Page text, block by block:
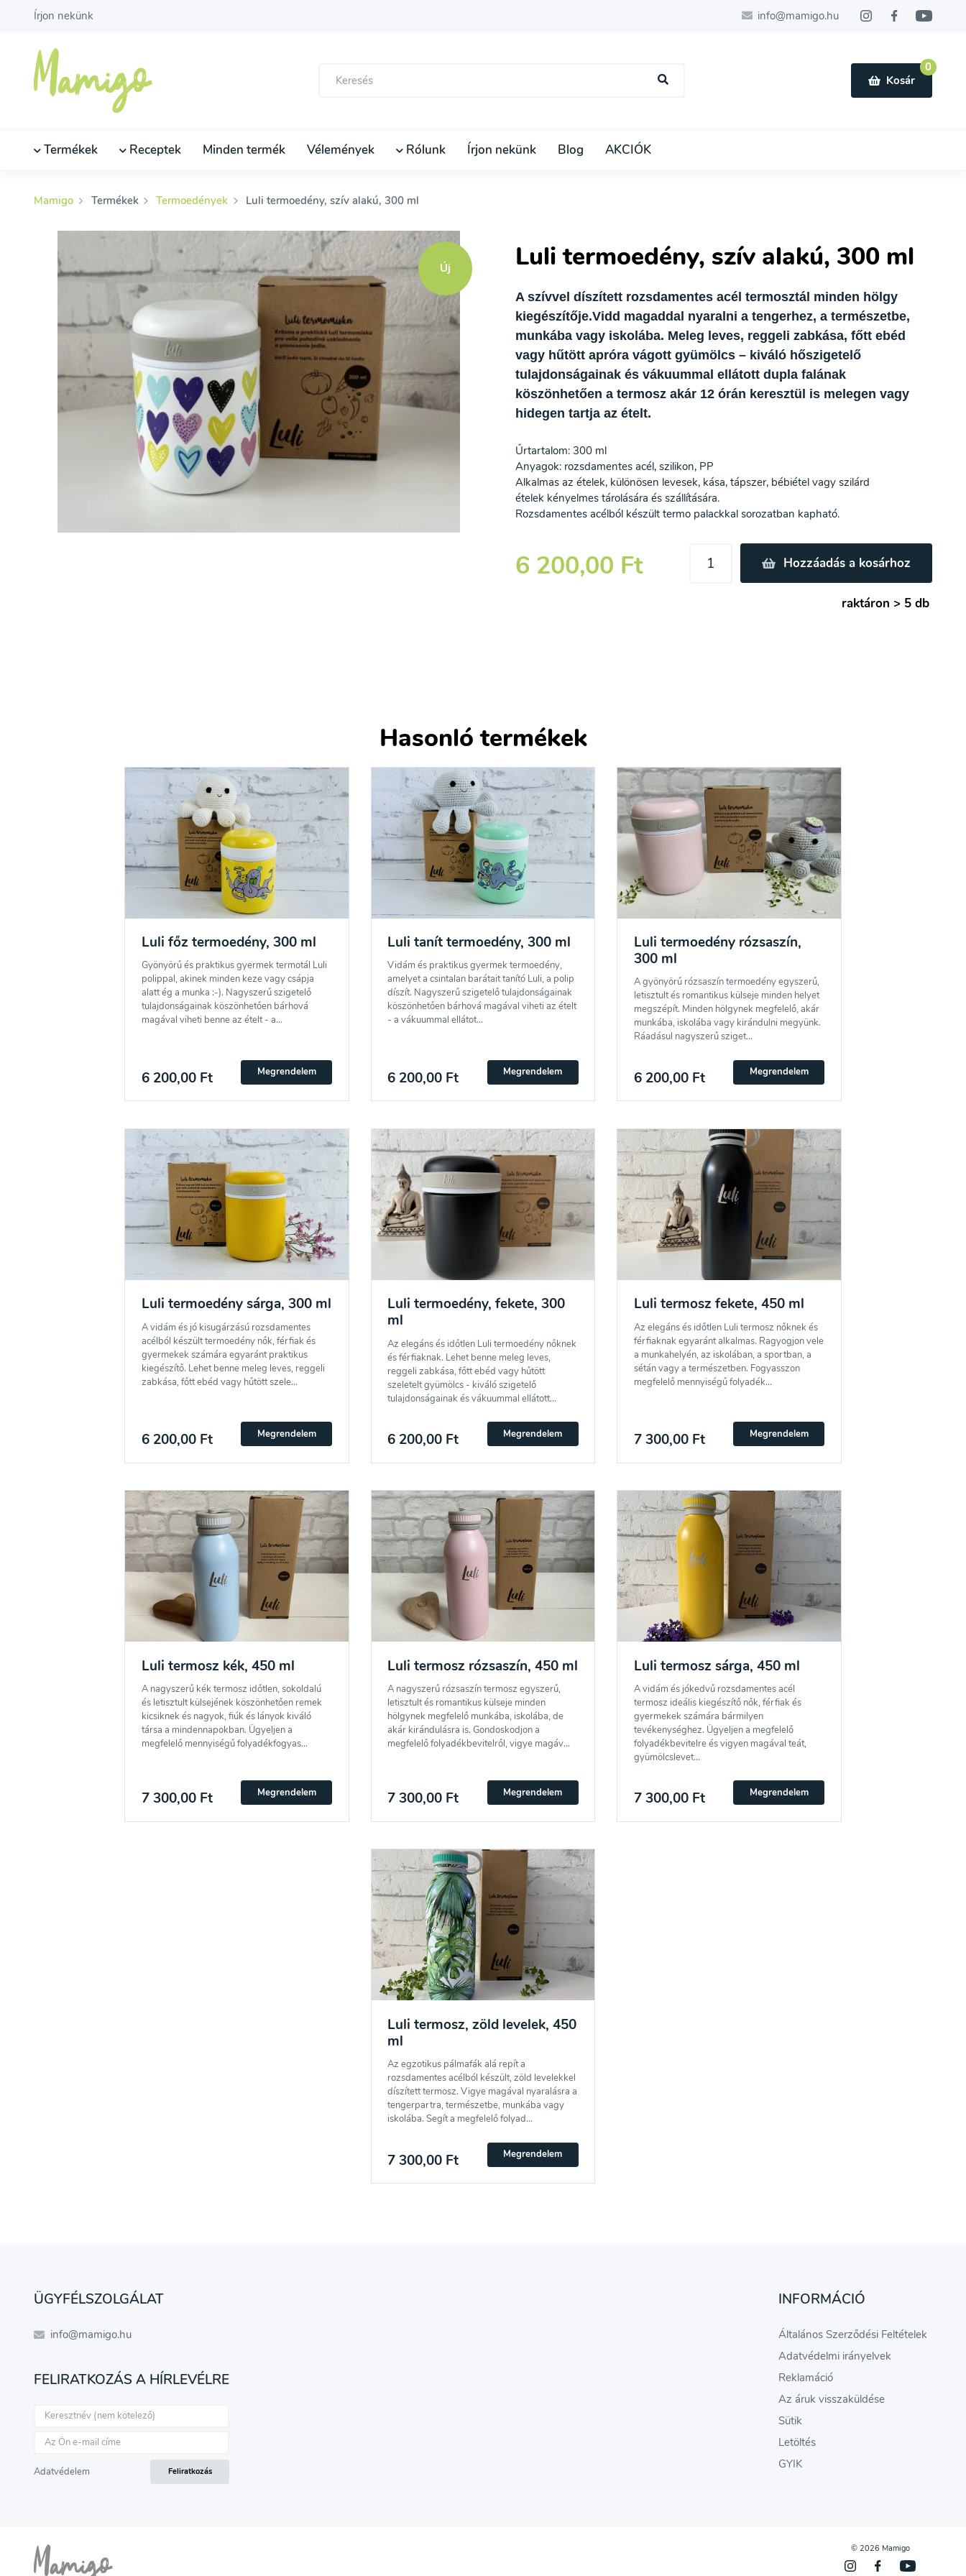
Írjon nekünk info@mamigo.hu
0
Kosár
Termékek Receptek Minden termék Vélemények Rólunk Írjon nekünk Blog AKCIÓK
Mamigo Termékek Termoedények Luli termoedény, szív alakú, 300 ml
Luli termoedény, szív alakú, 300 ml
A szívvel díszített rozsdamentes acél termosztál minden hölgy
kiegészítője.Vidd magaddal nyaralni a tengerhez, a természetbe,
munkába vagy iskolába. Meleg leves, reggeli zabkása, főtt ebéd
vagy hűtött apróra vágott gyümölcs – kiváló hőszigetelő
tulajdonságainak és vákuummal ellátott dupla falának
köszönhetően a termosz akár 12 órán keresztül is melegen vagy
hidegen tartja az ételt.
Űrtartalom: 300 ml
Anyagok: rozsdamentes acél, szilikon, PP
Alkalmas az ételek, különösen levesek, kása, tápszer, bébiétel vagy szilárd
ételek kényelmes tárolására és szállítására.
Rozsdamentes acélból készült termo palackkal sorozatban kapható.
6 200,00 Ft Hozzáadás a kosárhoz
raktáron > 5 db
Új
Hasonló termékek
Luli főz termoedény, 300 ml
Gyönyörű és praktikus gyermek termotál Luli
polippal, akinek minden keze vagy csápja
alatt ég a munka :-). Nagyszerű szigetelő
tulajdonságainak köszönhetően bárhová
magával viheti benne az ételt - a...
6 200,00 Ft Megrendelem
Luli tanít termoedény, 300 ml
Vidám és praktikus gyermek termoedény,
amelyet a csintalan barátait tanító Luli, a polip
díszít. Nagyszerű szigetelő tulajdonságainak
köszönhetően bárhová magával viheti az ételt
- a vákuummal ellátot...
6 200,00 Ft Megrendelem
Luli termoedény rózsaszín,
300 ml
A gyönyörű rózsaszín termoedény egyszerű,
letisztult és romantikus külseje minden helyet
megszépít. Minden hölgynek megfelelő, akár
munkába, iskolába vagy kirándulni megyünk.
Ráadásul nagyszerű sziget...
6 200,00 Ft Megrendelem
Luli termoedény sárga, 300 ml
A vidám és jó kisugárzású rozsdamentes
acélból készült termoedény nők, férfiak és
gyermekek számára egyaránt praktikus
kiegészítő. Lehet benne meleg leves, reggeli
zabkása, főtt ebéd vagy hűtött szele...
6 200,00 Ft Megrendelem
Luli termoedény, fekete, 300
ml
Az elegáns és időtlen Luli termoedény nőknek
és férfiaknak. Lehet benne meleg leves,
reggeli zabkása, főtt ebéd vagy hűtött
szeletelt gyümölcs - kiváló szigetelő
tulajdonságainak és vákuummal ellátott...
6 200,00 Ft Megrendelem
Luli termosz fekete, 450 ml
Az elegáns és időtlen Luli termosz nőknek és
férfiaknak egyaránt alkalmas. Ragyogjon vele
a munkahelyén, az iskolában, a sportban, a
sétán vagy a természetben. Fogyasszon
megfelelő mennyiségű folyadék...
7 300,00 Ft Megrendelem
Luli termosz kék, 450 ml
A nagyszerű kék termosz időtlen, sokoldalú
és letisztult külsejének köszönhetően remek
kicsiknek és nagyok, fiúk és lányok kiváló
társa a mindennapokban. Ügyeljen a
megfelelő mennyiségű folyadékfogyas...
7 300,00 Ft Megrendelem
Luli termosz rózsaszín, 450 ml
A nagyszerű rózsaszín termosz egyszerű,
letisztult és romantikus külseje minden
hölgynek megfelelő munkába, iskolába, de
akár kirándulásra is. Gondoskodjon a
megfelelő folyadékbevitelről, vigye magáv...
7 300,00 Ft Megrendelem
Luli termosz sárga, 450 ml
A vidám és jókedvű rozsdamentes acél
termosz ideális kiegészítő nők, férfiak és
gyermekek számára bármilyen
tevékenységhez. Ügyeljen a megfelelő
folyadékbevitelre és vigyen magával teát,
gyümölcslevet...
7 300,00 Ft Megrendelem
Luli termosz, zöld levelek, 450
ml
Az egzotikus pálmafák alá repít a
rozsdamentes acélból készült, zöld levelekkel
díszített termosz. Vigye magával nyaralásra a
tengerpartra, természetbe, munkába vagy
iskolába. Segít a megfelelő folyad...
7 300,00 Ft Megrendelem
ÜGYFÉLSZOLGÁLAT
info@mamigo.hu
FELIRATKOZÁS A HÍRLEVÉLRE
Adatvédelem Feliratkozás
Feliratkozás a hírlevélre
adatvédelmi irányelveketés egyetértek velük.
Egyetértek
INFORMÁCIÓ
Általános Szerződési Feltételek
Adatvédelmi irányelvek
Reklamáció
Az áruk visszaküldése
Sütik
Letöltés
GYIK
© 2026 Mamigo